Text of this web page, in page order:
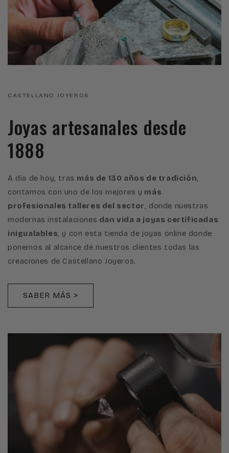
CASTELLANO JOYEROS
Joyas artesanales desde
1888
A día de hoy, tras más de 130 años de tradición,
contamos con uno de los mejores y más
profesionales talleres del sector, donde nuestras
modernas instalaciones dan vida a joyas certificadas
inigualables, y con esta tienda de joyas online donde
ponemos al alcance de nuestros clientes todas las
creaciones de Castellano Joyeros.
SABER MÁS >